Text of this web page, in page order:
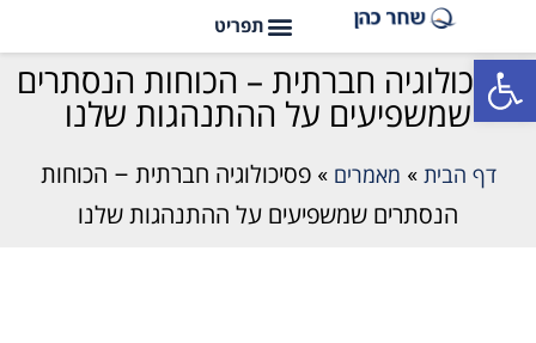
פתח סרגל נגישות
פסיכולוגיה חברתית – הכוחות הנסתרים
שמשפיעים על ההתנהגות שלנו
דף הבית » מאמרים »פסיכולוגיה חברתית – הכוחות
הנסתרים שמשפיעים על ההתנהגות שלנו